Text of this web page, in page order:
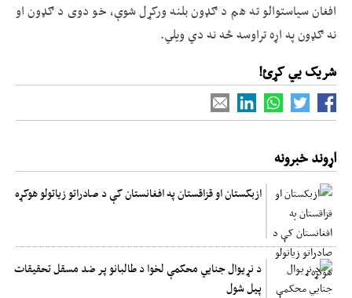
افغان سیاستوالو ته هم د ګډون بلنه ورکړل شوې، خو دوی د ګډون او
نه ګډون په اړه تراوسه څه نه دي ویلي.
شریک یي کړئ!
اړوند خبرونه
ازبکستان او قزاقستان په افغانستان کې د صادراتو زیاتولو هوکړه
د نړیوال جنایي محکمې لخوا د طالبانو پر ضد مسقل تحقیقات
پیل شول